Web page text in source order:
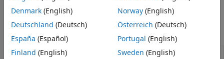
parameter tuning with Arduino®boards.
模型设置
Base Rate Task Priority
Denmark (English)
Deutschland (Deutsch)
España (Español)
Finland (English)
Norway(English)
Österreich (Deutsch)
Portugal (English)
Sweden (English)